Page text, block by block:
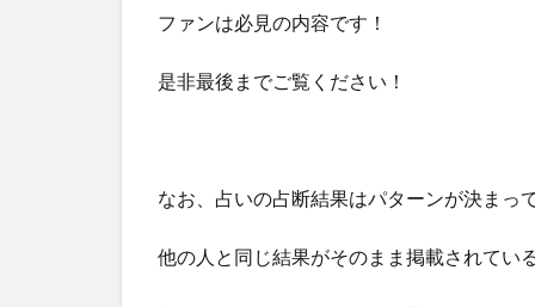
ファンは必見の内容です！
是非最後までご覧ください！
なお、占いの占断結果はパターンが決まっ
他の人と同じ結果がそのまま掲載されてい